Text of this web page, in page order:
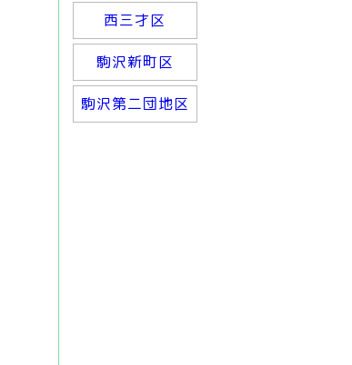
西三才区
駒沢新町区
駒沢第二団地区